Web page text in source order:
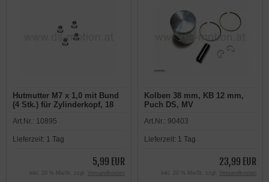
Hutmutter M7 x 1,0 mit Bund
(4 Stk.) für Zylinderkopf, 18
Scooter Minarelli liegender
Art.Nr.: 10895
Lieferzeit: 1 Tag
5,99 EUR
inkl. 20 % MwSt. zzgl. Versandkosten
Kolben 38 mm, KB 12 mm,
Puch DS, MV
Art.Nr.: 90403
Lieferzeit: 1 Tag
23,99 EUR
inkl. 20 % MwSt. zzgl. Versandkosten